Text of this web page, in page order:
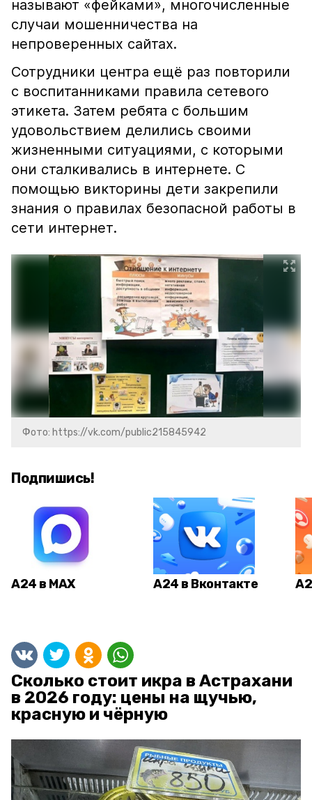
называют «фейками», многочисленные
случаи мошенничества на
непроверенных сайтах.
Сотрудники центра ещё раз повторили
с воспитанниками правила сетевого
этикета. Затем ребята с большим
удовольствием делились своими
жизненными ситуациями, с которыми
они сталкивались в интернете. С
помощью викторины дети закрепили
знания о правилах безопасной работы в
сети интернет.
Фото: https://vk.com/public215845942
Подпишись!
А24 в MAX А24 в Вконтакте
Сколько стоит икра в Астрахани
в 2026 году: цены на щучью,
красную и чёрную